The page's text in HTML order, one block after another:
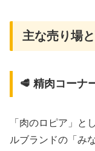
主な売り場
🥩 精肉コーナ
「肉のロピア」と
ルブランドの「み